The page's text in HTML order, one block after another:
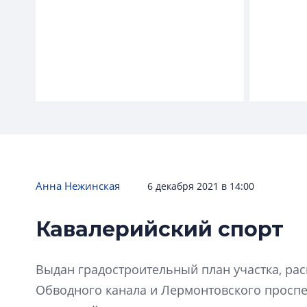
ПИК наступает
Кудрово, Янино и Новоселье
ГК «ПИК»
Анна Нежинская 6 декабря 2021 в 14:00
Кавалерийский спорт
Выдан градостроительный план участка,
Обводного канала и Лермонтовского